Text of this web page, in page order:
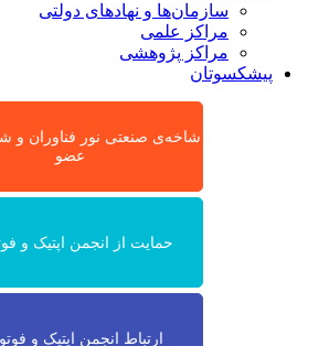
سازمان‌ها و نهادهای دولتی
مراکز علمی
مراکز پژوهشی
پیشکسوتان
شاخه‌ی صنعتی نور فناوران و
عضو
حمایت از انجمن اپتیک و
ارتباط انجمن اپتیک و